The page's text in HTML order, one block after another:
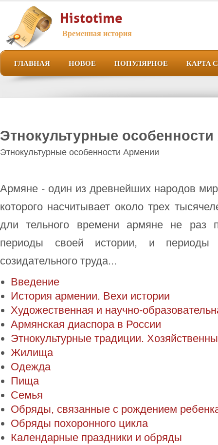
Histotime
Временная история
ГЛАВНАЯ НОВОЕ ПОПУЛЯРНОЕ КАРТА
Этнокультурные
Этнокультурные особенности Армении
Армяне - один из древнейших народов
которого насчитывает около трех
дли тельного времени армяне не раз
периоды своей истории, и периоды
созидательного труда...
Введение
История армении. Вехи истории
Художественная и научно-
Армянская диаспора в России
Этнокультурные традиции.
Жилища
Одежда
Пища
Семья
Обряды, связанные с рождением
Обряды похоронного цикла
Календарные праздники и обряды